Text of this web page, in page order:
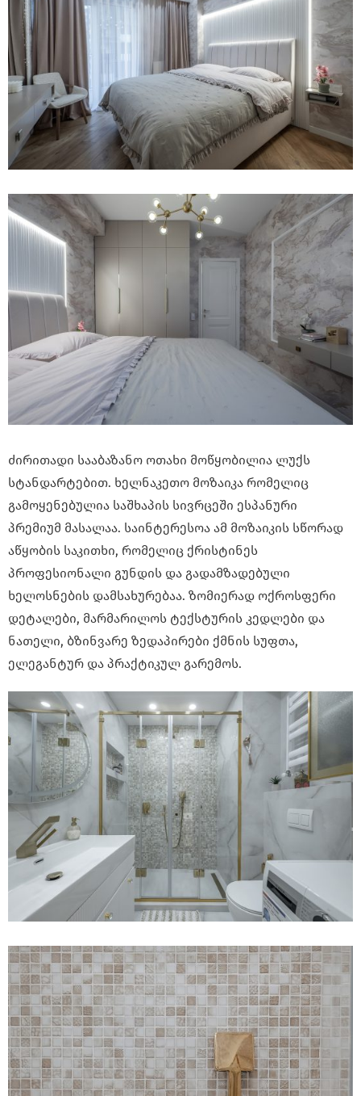
ძირითადი სააბაზანო ოთახი მოწყობილია ლუქს
სტანდარტებით. ხელნაკეთო მოზაიკა რომელიც
გამოყენებულია საშხაპის სივრცეში ესპანური
პრემიუმ მასალაა. საინტერესოა ამ მოზაიკის სწორად
აწყობის საკითხი, რომელიც ქრისტინეს
პროფესიონალი გუნდის და გადამზადებული
ხელოსნების დამსახურებაა. ზომიერად ოქროსფერი
დეტალები, მარმარილოს ტექსტურის კედლები და
ნათელი, ბზინვარე ზედაპირები ქმნის სუფთა,
ელეგანტურ და პრაქტიკულ გარემოს.